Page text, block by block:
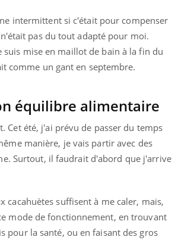
intermittent si c'était pour compenser
pas du tout adapté pour moi.
mise en maillot de bain à la fin du
comme un gant en septembre.
équilibre alimentaire
Cet été, j'ai prévu de passer du temps
manière, je vais partir avec des
Surtout, il faudrait d'abord que j'arrive
cacahuètes suffisent à me caler, mais,
mode de fonctionnement, en trouvant
pour la santé, ou en faisant des gros
2
Youtube
Eczéma Chronique des Mains : se
préparer pour l’été !Youtube
sont ...